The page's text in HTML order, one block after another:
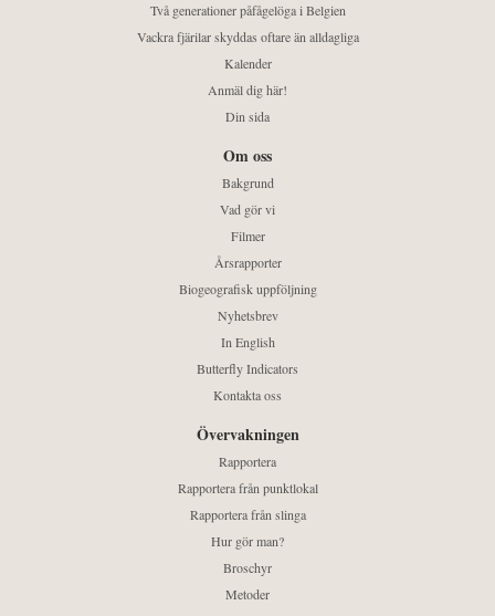
Två generationer påfågelöga i Belgien
Vackra fjärilar skyddas oftare än alldagliga
Kalender
Anmäl dig här!
Din sida
Om oss
Bakgrund
Vad gör vi
Filmer
Årsrapporter
Biogeografisk uppföljning
Nyhetsbrev
In English
Butterfly Indicators
Kontakta oss
Övervakningen
Rapportera
Rapportera från punktlokal
Rapportera från slinga
Hur gör man?
Broschyr
Metoder